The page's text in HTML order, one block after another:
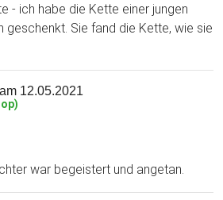
- ich habe die Kette einer jungen
geschenkt. Sie fand die Kette, wie sie
12.05.2021
war begeistert und angetan.